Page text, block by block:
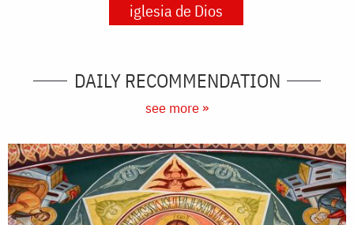
iglesia de Dios
DAILY RECOMMENDATION
see more »